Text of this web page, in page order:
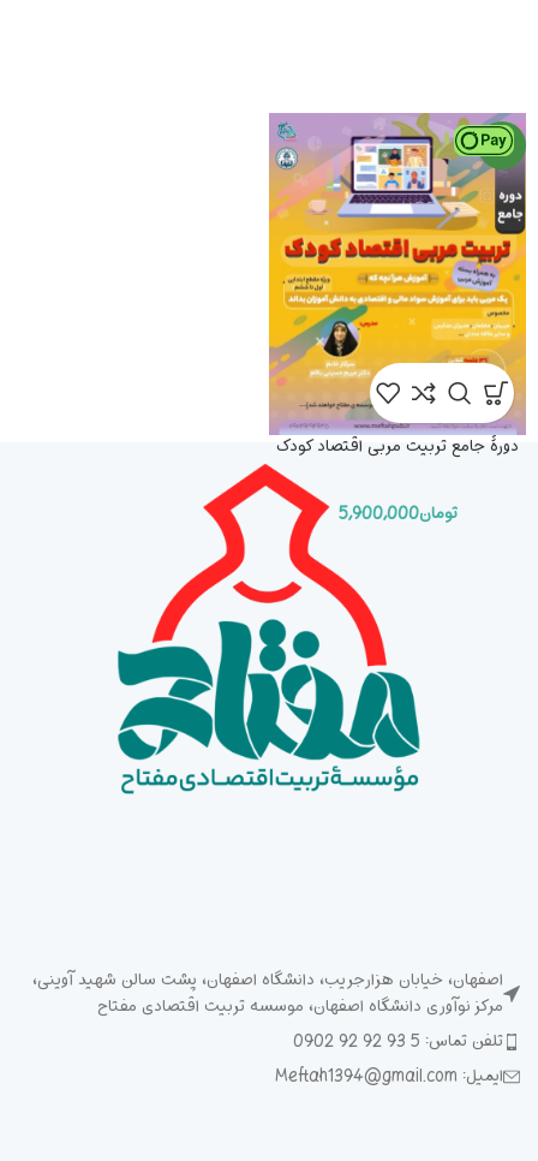
جدید
دورۀ جامع تربیت مربی اقتصاد کودک
تومان5,900,000
اصفهان، خیابان هزارجریب، دانشگاه اصفهان، پشت سالن شهید آوینی،
مرکز نوآوری دانشگاه اصفهان، موسسه تربیت اقتصادی مفتاح
تلفن تماس: 5 93 92 92 0902
ایمیل: Meftah1394@gmail.com